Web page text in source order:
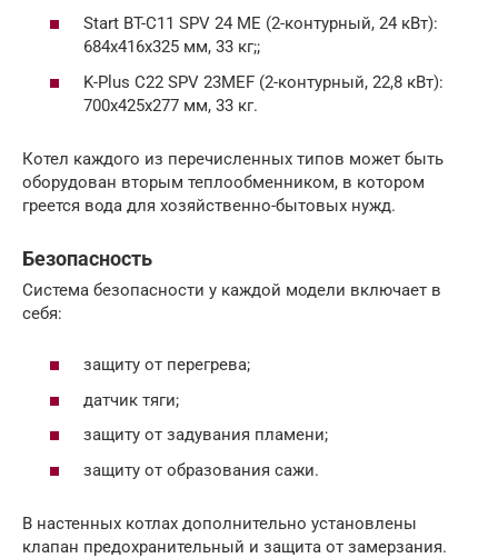
Start BT-C11 SPV 24 ME (2-контурный, 24 кВт):
684х416х325 мм, 33 кг;;
K-Plus C22 SPV 23MEF (2-контурный, 22,8 кВт):
700х425х277 мм, 33 кг.
Котел каждого из перечисленных типов может быть
оборудован вторым теплообменником, в котором
греется вода для хозяйственно-бытовых нужд.
Безопасность
Система безопасности у каждой модели включает в
себя:
защиту от перегрева;
датчик тяги;
защиту от задувания пламени;
защиту от образования сажи.
В настенных котлах дополнительно установлены
клапан предохранительный и защита от замерзания.